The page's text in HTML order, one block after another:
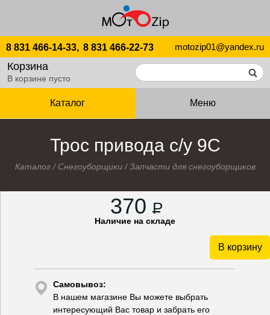
8 831 466-14-33, 8 831 466-22-73 motozip01@yandex.ru
Корзина
В корзине пусто
Каталог Меню
Трос привода с/у 9С
Каталог/ Снегоуборщики/Запчасти для снегоуборщиков
370 P
Наличие на складе
В корзину
Самовывоз:
В нашем магазине Вы можете выбрать
интересующий Вас товар и забрать его